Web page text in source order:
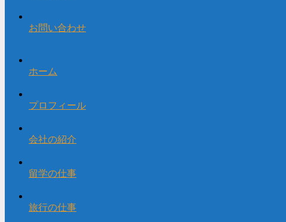
お問い合わせ
ホーム
プロフィール
会社の紹介
留学の仕事
旅行の仕事